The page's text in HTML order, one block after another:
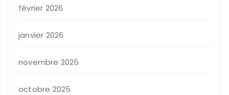
février 2026
janvier 2026
novembre 2025
octobre 2025